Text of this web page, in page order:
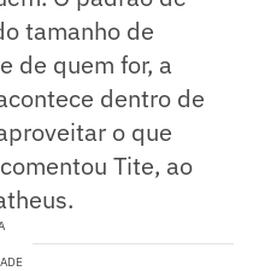
tamanho de
de quem for, a
dentro de
o que
Tite, ao